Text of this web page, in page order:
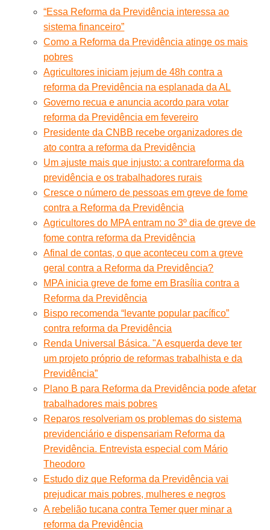
“Essa Reforma da Previdência interessa ao
sistema financeiro”
Como a Reforma da Previdência atinge os mais
pobres
Agricultores iniciam jejum de 48h contra a
reforma da Previdência na esplanada da AL
Governo recua e anuncia acordo para votar
reforma da Previdência em fevereiro
Presidente da CNBB recebe organizadores de
ato contra a reforma da Previdência
Um ajuste mais que injusto: a contrareforma da
previdência e os trabalhadores rurais
Cresce o número de pessoas em greve de fome
contra a Reforma da Previdência
Agricultores do MPA entram no 3º dia de greve de
fome contra reforma da Previdência
Afinal de contas, o que aconteceu com a greve
geral contra a Reforma da Previdência?
MPA inicia greve de fome em Brasília contra a
Reforma da Previdência
Bispo recomenda “levante popular pacífico”
contra reforma da Previdência
Renda Universal Básica. "A esquerda deve ter
um projeto próprio de reformas trabalhista e da
Previdência”
Plano B para Reforma da Previdência pode afetar
trabalhadores mais pobres
Reparos resolveriam os problemas do sistema
previdenciário e dispensariam Reforma da
Previdência. Entrevista especial com Mário
Theodoro
Estudo diz que Reforma da Previdência vai
prejudicar mais pobres, mulheres e negros
A rebelião tucana contra Temer quer minar a
reforma da Previdência